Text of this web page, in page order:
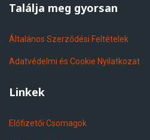
Találja meg gyorsan
Általános Szerződési Feltételek
Adatvédelmi és Cookie Nyilatkozat
Linkek
Előfizetői Csomagok